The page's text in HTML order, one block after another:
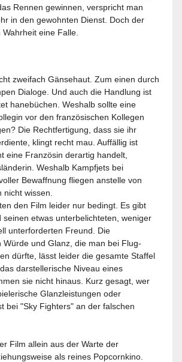
Rennen gewinnen, verspricht man
in den gewohnten Dienst. Doch der
eine Falle.
zweifach Gänsehaut. Zum einen durch
Dialoge. Und auch die Handlung ist
hanebüchen. Weshalb sollte eine
vor den französischen Kollegen
Die Rechtfertigung, dass sie ihr
klingt recht mau. Auffällig ist
eine Französin derartig handelt,
Weshalb Kampfjets bei
Bewaffnung fliegen anstelle von
nicht wissen.
den Film leider nur bedingt. Es gibt
seinen etwas unterbelichteten, weniger
unterforderten Freund. Die
Würde und Glanz, die man bei Flug-
dürfte, lässt leider die gesamte Staffel
darstellerische Niveau eines
sie nicht hinaus. Kurz gesagt, wer
Glanzleistungen oder
bei "Sky Fighters" an der falschen
Film allein aus der Warte der
als reines Popcornkino.